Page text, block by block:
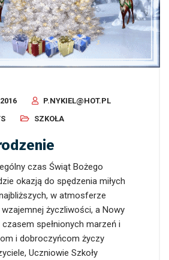
P.NYKIEL@HOT.PL
SZKOŁA
czas Świąt Bożego
okazją do spędzenia miłych
w atmosferze
wzajemnej życzliwości, a Nowy
czasem spełnionych marzeń i
i dobroczyńcom życzy
Uczniowie Szkoły